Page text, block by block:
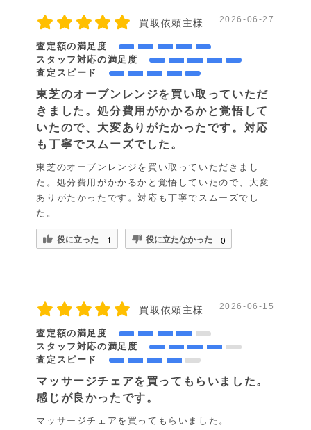
買取依頼主様 2026-06-27
査定額の満足度
スタッフ対応の満足度
査定スピード
東芝のオーブンレンジを買い取っていただ
きました。処分費用がかかるかと覚悟して
いたので、大変ありがたかったです。対応
も丁寧でスムーズでした。
東芝のオーブンレンジを買い取っていただきまし
た。処分費用がかかるかと覚悟していたので、大変
ありがたかったです。対応も丁寧でスムーズでし
た。
役に立った 1 役に立たなかった 0
買取依頼主様 2026-06-15
査定額の満足度
スタッフ対応の満足度
査定スピード
マッサージチェアを買ってもらいました。
感じが良かったです。
マッサージチェアを買ってもらいました。